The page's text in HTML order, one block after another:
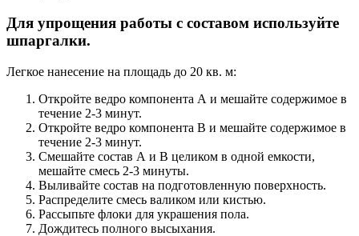
Для упрощения работы с составом используйте
шпаргалки.
Легкое нанесение на площадь до 20 кв. м:
Откройте ведро компонента А и мешайте содержимое в
течение 2-3 минут.
Откройте ведро компонента В и мешайте содержимое в
течение 2-3 минут.
Смешайте состав А и В целиком в одной емкости,
мешайте смесь 2-3 минуты.
Выливайте состав на подготовленную поверхность.
Распределите смесь валиком или кистью.
Рассыпьте флоки для украшения пола.
Дождитесь полного высыхания.